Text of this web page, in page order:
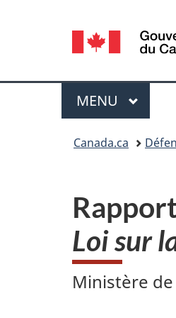
Sélection
de
la
langue
Menu
MENU
Canada.ca
Loi sur
Ministère